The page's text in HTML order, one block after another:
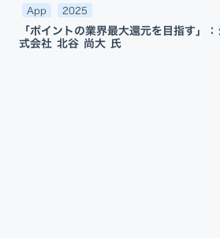
App 2025
「ポイントの業界最大還元を目指す」
式会社 北谷 尚大 氏